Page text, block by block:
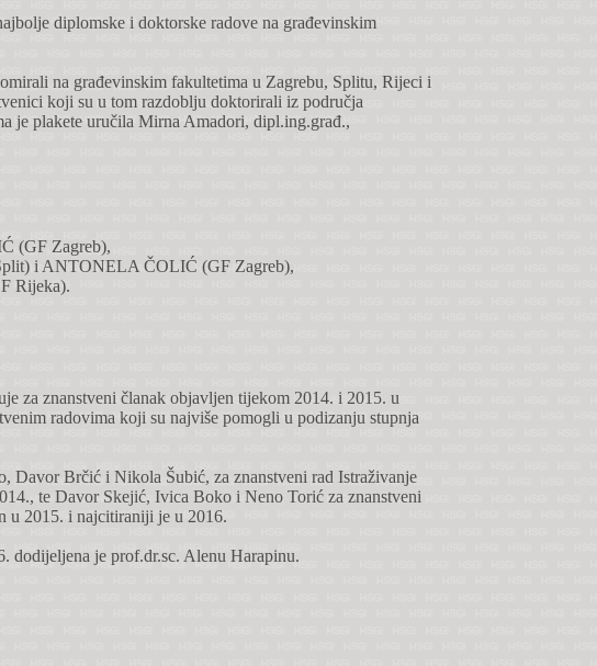
diplomske i doktorske radove na građevinskim
na građevinskim fakultetima u Zagrebu, Splitu, Rijeci i
koji su u tom razdoblju doktorirali iz područja
je plakete uručila Mirna Amadori, dipl.ing.građ.,
(GF Zagreb),
i ANTONELA ČOLIĆ (GF Zagreb),
Rijeka).
za znanstveni članak objavljen tijekom 2014. i 2015. u
radovima koji su najviše pomogli u podizanju stupnja
Davor Brčić i Nikola Šubić, za znanstveni rad Istraživanje
te Davor Skejić, Ivica Boko i Neno Torić za znanstveni
u 2015. i najcitiraniji je u 2016.
dodijeljena je prof.dr.sc. Alenu Harapinu.